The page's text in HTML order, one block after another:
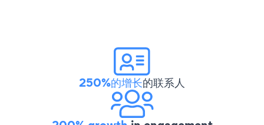
250%的增长的联系人